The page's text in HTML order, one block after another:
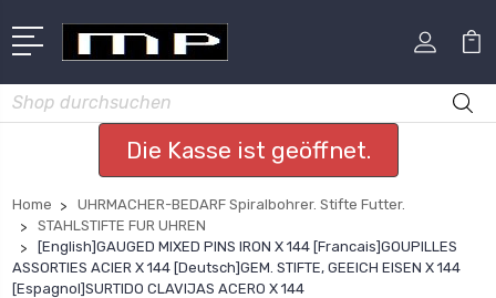
Suchen
Die Kasse ist geöffnet.
Home
UHRMACHER-BEDARF Spiralbohrer. Stifte Futter.
STAHLSTIFTE FUR UHREN
[English]GAUGED MIXED PINS IRON X 144 [Francais]GOUPILLES
ASSORTIES ACIER X 144 [Deutsch]GEM. STIFTE, GEEICH EISEN X 144
[Espagnol]SURTIDO CLAVIJAS ACERO X 144